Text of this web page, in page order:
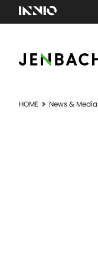
HOME News & Media